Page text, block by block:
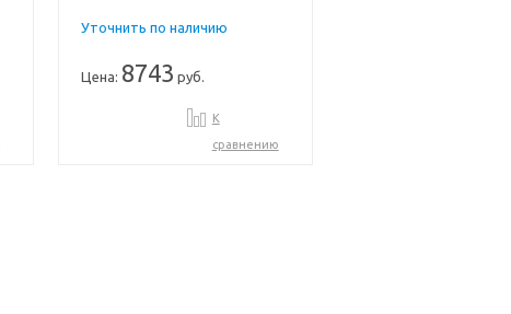
Уточнить по наличию
Цена: 8743 руб.
К
сравнению